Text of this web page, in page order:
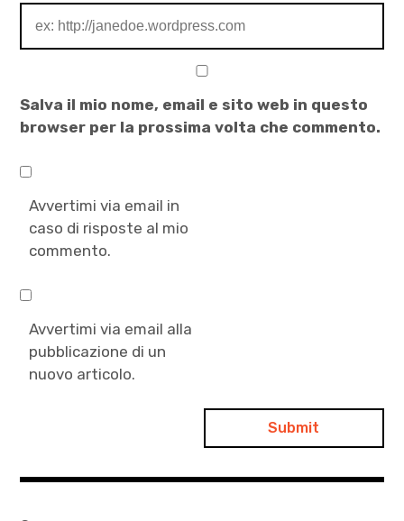
Salva il mio nome, email e sito web in questo
browser per la prossima volta che commento.
Avvertimi via email in
caso di risposte al mio
commento.
Avvertimi via email alla
pubblicazione di un
nuovo articolo.